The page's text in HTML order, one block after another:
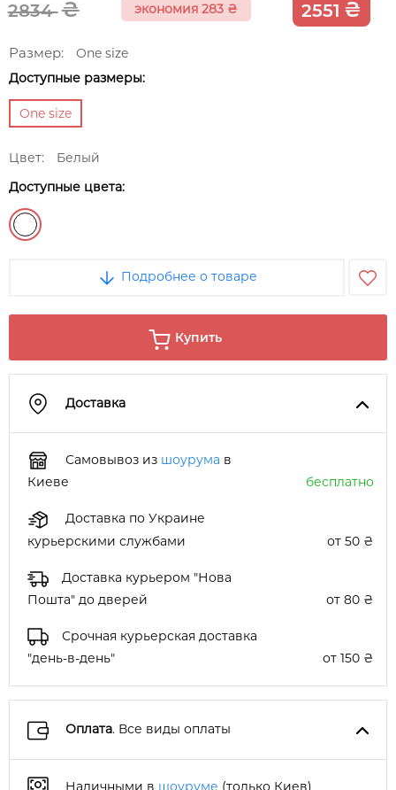
2834₴ экономия 283 ₴ 2551 ₴
Размер:
One size
Доступные размеры:
One size
Цвет:
Белый
Доступные цвета:
Подробнее о товаре
Купить
Доставка
Самовывоз из шоурума в
Киеве
бесплатно
Доставка по Украине
курьерскими службами
от 50 ₴
Доставка курьером "Нова
Пошта" до дверей
от 80 ₴
Срочная курьерская доставка
"день-в-день"
от 150 ₴
Оплата. Все виды оплаты
Наличными в шоуруме (только Киев)